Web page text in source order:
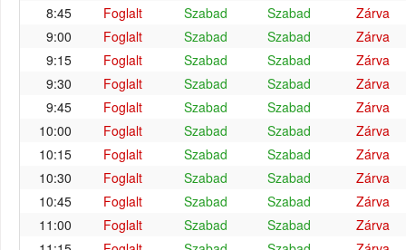
8:45
Foglalt Szabad Szabad
Zárva
9:00
Foglalt Szabad Szabad
Zárva
9:15
Foglalt Szabad Szabad
Zárva
9:30
Foglalt Szabad Szabad
Zárva
9:45
Foglalt Szabad Szabad
Zárva
10:00
Foglalt Szabad Szabad
Zárva
10:15
Foglalt Szabad Szabad
Zárva
10:30
Foglalt Szabad Szabad
Zárva
10:45
Foglalt Szabad Szabad
Zárva
11:00
Foglalt Szabad Szabad
Zárva